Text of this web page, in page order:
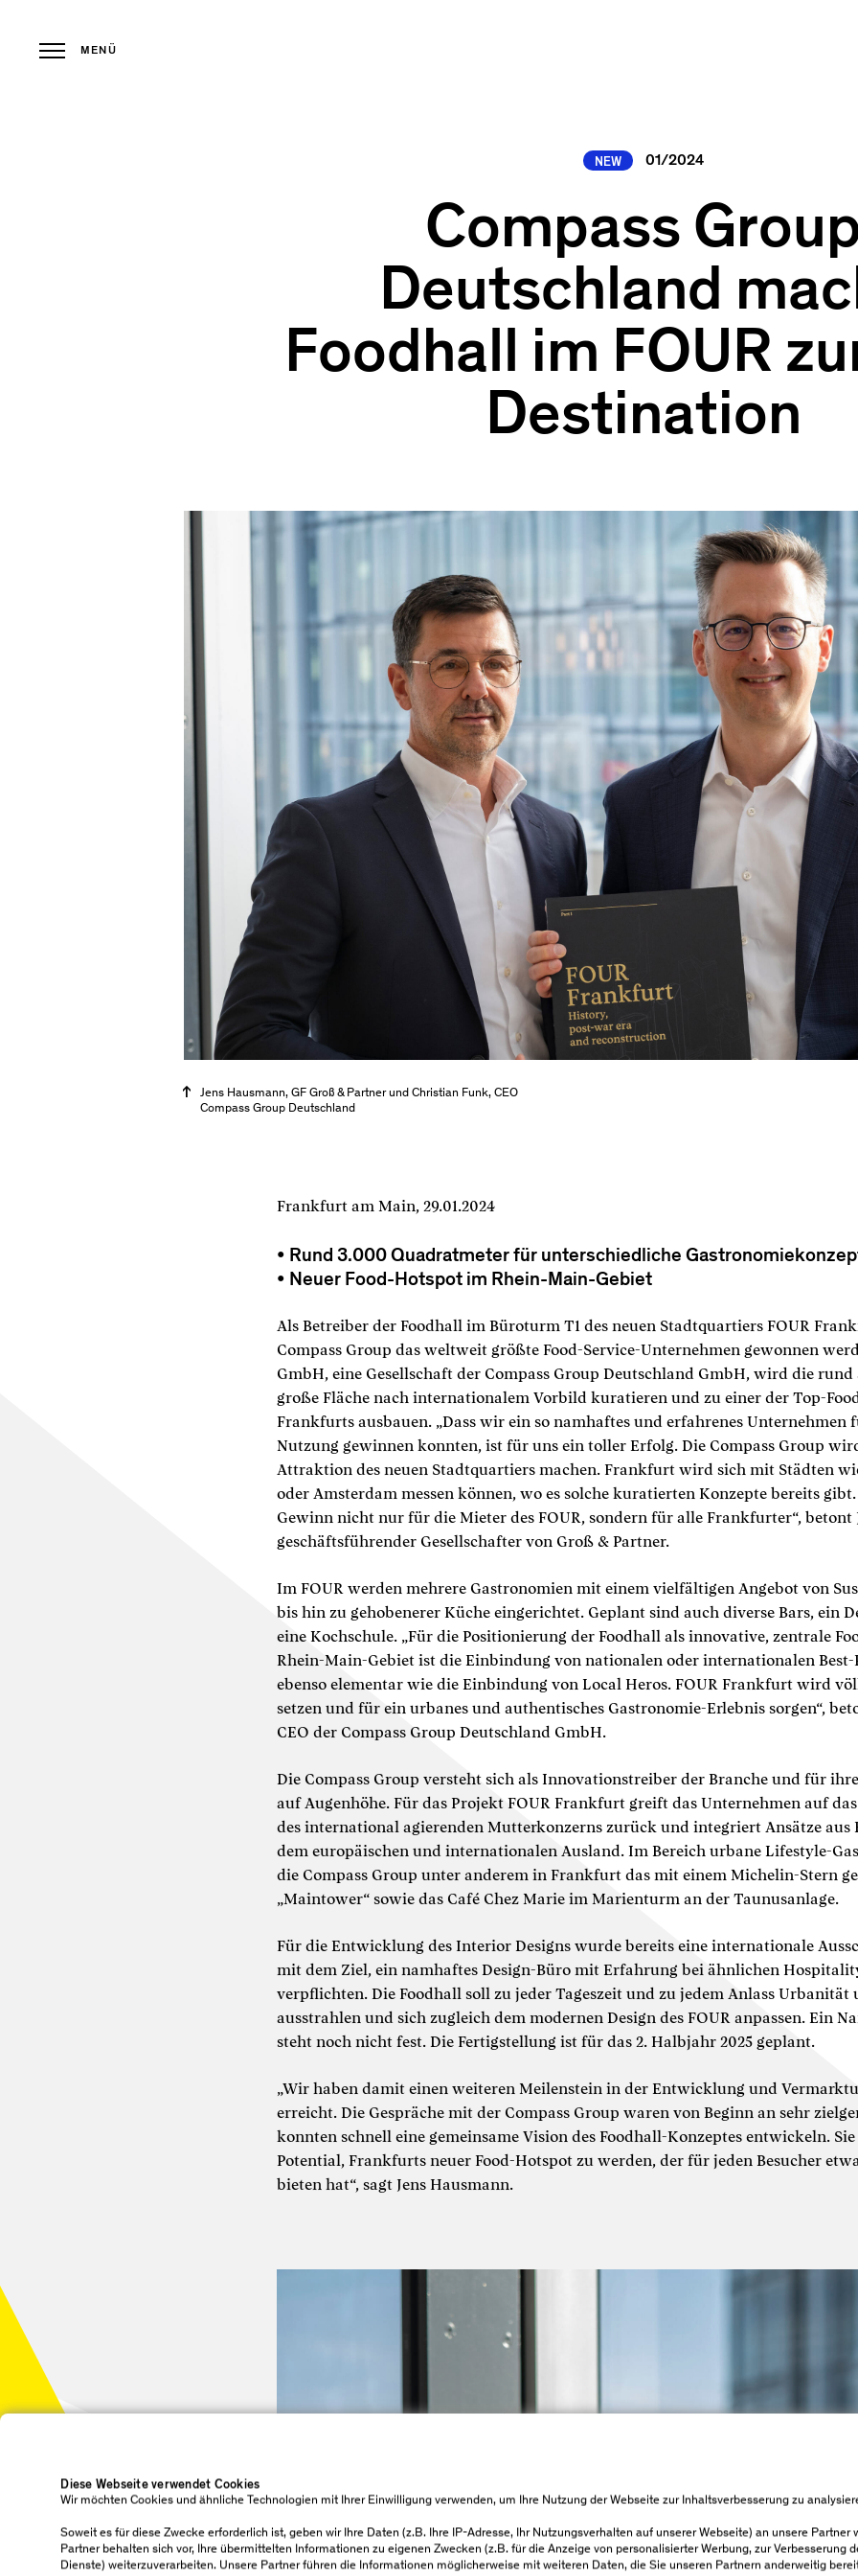
Diese Webseite verwendet Cookies
Wir möchten Cookies und ähnliche Technologien mit Ihrer Einwilligung verwenden, um Ihre Nutzung der Webseite zur Inhaltsverbesserung zu
Soweit es für diese Zwecke erforderlich ist, geben wir Ihre Daten (z.B. Ihre IP-Adresse, Ihr Nutzungsverhalten auf unserer Webseite) an unsere Partner
Partner behalten sich vor, Ihre übermittelten Informationen zu eigenen Zwecken (z.B. für die Anzeige von personalisierter Werbung, zur Verbesserung
Dienste) weiterzuverarbeiten. Unsere Partner führen die Informationen möglicherweise mit weiteren Daten, die Sie unseren Partnern anderweitig
MENÜ
NEW 01/2024
Compass
Deutschland
Foodhall im FOUR
Destination
Jens Hausmann, GF Groß & Partner und Christian Funk, CEO
Compass Group Deutschland
Frankfurt am Main, 29.01.2024
Rund 3.000 Quadratmeter für unterschiedliche
Neuer Food-Hotspot im Rhein-Main-Gebiet
Als Betreiber der Foodhall im Büroturm T1 des neuen Stadtquartiers FOUR
Compass Group das weltweit größte Food-Service-Unternehmen gewonnen
GmbH, eine Gesellschaft der Compass Group Deutschland GmbH, wird die
große Fläche nach internationalem Vorbild kuratieren und zu einer der Top-
Frankfurts ausbauen. „Dass wir ein so namhaftes und erfahrenes Unternehmen
Nutzung gewinnen konnten, ist für uns ein toller Erfolg. Die Compass Group
Attraktion des neuen Stadtquartiers machen. Frankfurt wird sich mit Städten
oder Amsterdam messen können, wo es solche kuratierten Konzepte bereits
Gewinn nicht nur für die Mieter des FOUR, sondern für alle Frankfurter“, betont
geschäftsführender Gesellschafter von Groß & Partner.
Im FOUR werden mehrere Gastronomien mit einem vielfältigen Angebot von
bis hin zu gehobenerer Küche eingerichtet. Geplant sind auch diverse Bars, ein
eine Kochschule. „Für die Positionierung der Foodhall als innovative, zentrale
Rhein-Main-Gebiet ist die Einbindung von nationalen oder internationalen
ebenso elementar wie die Einbindung von Local Heros. FOUR Frankfurt wird
setzen und für ein urbanes und authentisches Gastronomie-Erlebnis sorgen“,
CEO der Compass Group Deutschland GmbH.
Die Compass Group versteht sich als Innovationstreiber der Branche und für
auf Augenhöhe. Für das Projekt FOUR Frankfurt greift das Unternehmen auf
des international agierenden Mutterkonzerns zurück und integriert Ansätze aus
dem europäischen und internationalen Ausland. Im Bereich urbane Lifestyle-
die Compass Group unter anderem in Frankfurt das mit einem Michelin-Stern
„Maintower“ sowie das Café Chez Marie im Marienturm an der Taunusanlage.
Für die Entwicklung des Interior Designs wurde bereits eine internationale
mit dem Ziel, ein namhaftes Design-Büro mit Erfahrung bei ähnlichen
verpflichten. Die Foodhall soll zu jeder Tageszeit und zu jedem Anlass
ausstrahlen und sich zugleich dem modernen Design des FOUR anpassen. Ein
steht noch nicht fest. Die Fertigstellung ist für das 2. Halbjahr 2025 geplant.
„Wir haben damit einen weiteren Meilenstein in der Entwicklung und
erreicht. Die Gespräche mit der Compass Group waren von Beginn an sehr
konnten schnell eine gemeinsame Vision des Foodhall-Konzeptes entwickeln.
Potential, Frankfurts neuer Food-Hotspot zu werden, der für jeden Besucher
bieten hat“, sagt Jens Hausmann.